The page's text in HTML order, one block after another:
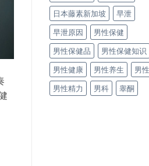
日本藤素新加坡
早泄
早泄原因
男性保健
男性保健品
男性保健知识
男性健康
男性养生
男
男性精力
男科 睾酮